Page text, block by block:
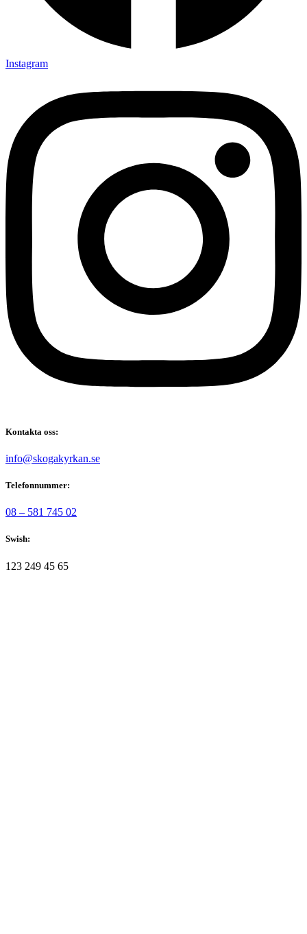
Instagram
Kontakta oss:
es.nakrykagoks
@ofni
Telefonnummer:
08 – 581 745 02
Swish:
123 249 45 65